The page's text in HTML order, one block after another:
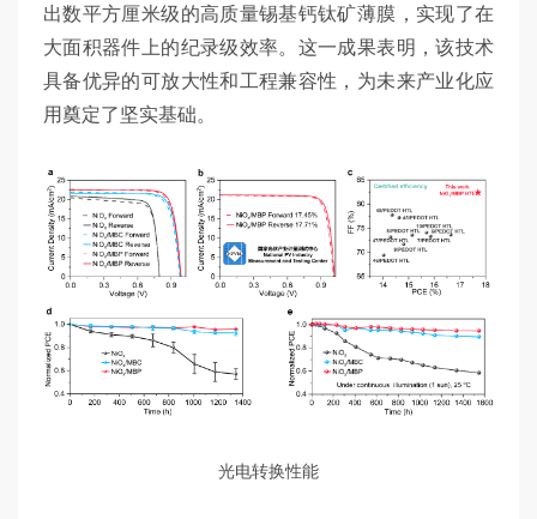
出数平方厘米级的高质量锡基钙钛矿薄膜，实现了在
大面积器件上的纪录级效率。这一成果表明，该技术
具备优异的可放大性和工程兼容性，为未来产业化应
用奠定了坚实基础。
光电转换性能